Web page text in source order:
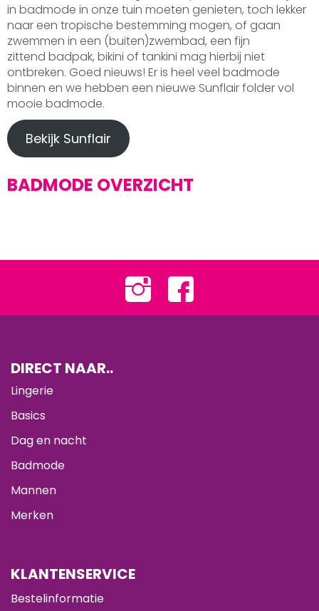
in badmode in onze tuin moeten genieten, toch lekker
naar een tropische bestemming mogen, of gaan
zwemmen in een (buiten)zwembad, een fijn
zittend badpak, bikini of tankini mag hierbij niet
ontbreken. Goed nieuws! Er is heel veel badmode
binnen en we hebben een nieuwe Sunflair folder vol
mooie badmode.
Bekijk Sunflair
BADMODE OVERZICHT
DIRECT NAAR..
Lingerie
Basics
Dag en nacht
Badmode
Mannen
Merken
KLANTENSERVICE
Bestelinformatie